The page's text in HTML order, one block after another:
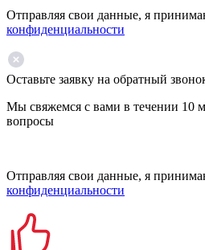
Отправляя свои данные, я
конфиденциальности
Оставьте заявку на обратный
Мы свяжемся с вами в течении 10
вопросы
Отправляя свои данные, я
конфиденциальности